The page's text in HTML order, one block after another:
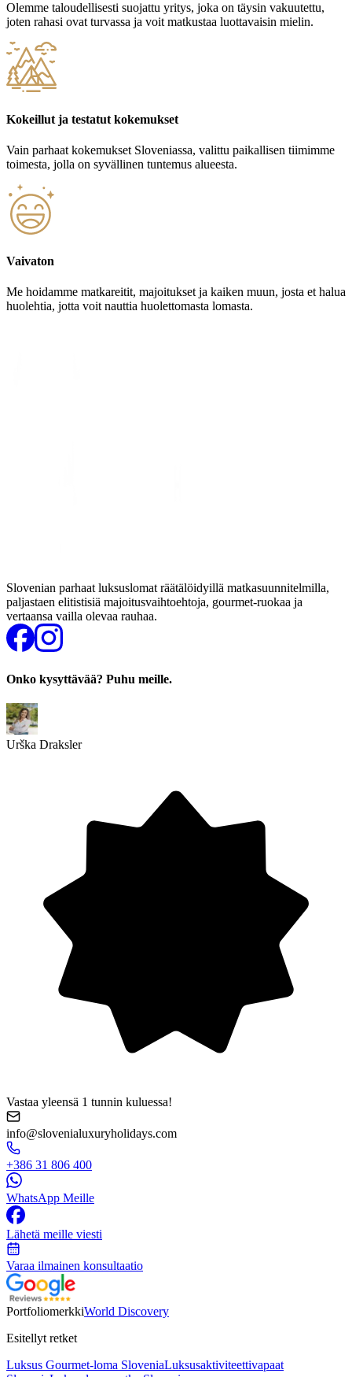
Olemme taloudellisesti suojattu yritys, joka on täysin vakuutettu,
joten rahasi ovat turvassa ja voit matkustaa luottavaisin mielin.
Kokeillut ja testatut kokemukset
Vain parhaat kokemukset Sloveniassa, valittu paikallisen tiimimme
toimesta, jolla on syvällinen tuntemus alueesta.
Vaivaton
Me hoidamme matkareitit, majoitukset ja kaiken muun, josta et halua
huolehtia, jotta voit nauttia huolettomasta lomasta.
Slovenian parhaat luksuslomat räätälöidyillä matkasuunnitelmilla,
paljastaen elitistisiä majoitusvaihtoehtoja, gourmet-ruokaa ja
vertaansa vailla olevaa rauhaa.
Onko kysyttävää? Puhu meille.
Urška Draksler
Vastaa yleensä 1 tunnin kuluessa!
info@slovenialuxuryholidays.com
+386 31 806 400
WhatsApp Meille
Lähetä meille viesti
Varaa ilmainen konsultaatio
PortfoliomerkkiWorld Discovery
Esitellyt retket
Luksus Gourmet-loma SloveniaLuksusaktiviteettivapaat